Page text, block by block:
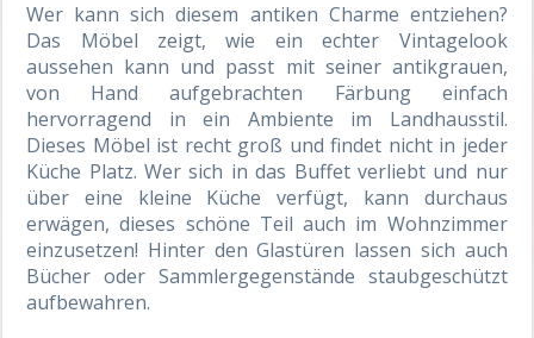
Wer kann sich diesem antiken Charme entziehen?
Das Möbel zeigt, wie ein echter Vintagelook
aussehen kann und passt mit seiner antikgrauen,
von Hand aufgebrachten Färbung einfach
hervorragend in ein Ambiente im Landhausstil.
Dieses Möbel ist recht groß und findet nicht in jeder
Küche Platz. Wer sich in das Buffet verliebt und nur
über eine kleine Küche verfügt, kann durchaus
erwägen, dieses schöne Teil auch im Wohnzimmer
einzusetzen! Hinter den Glastüren lassen sich auch
Bücher oder Sammlergegenstände staubgeschützt
aufbewahren.